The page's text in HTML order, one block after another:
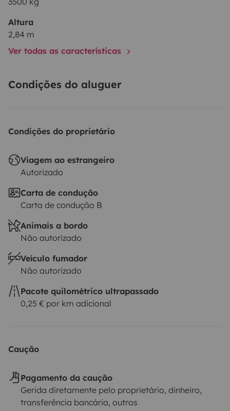
Altura
2,84 m
Ver todas as características
Condições do aluguer
Condições do proprietário
Viagem ao estrangeiro
Autorizado
Carta de condução
Carta de condução B
Animais a bordo
Não autorizado
Veículo fumador
Não autorizado
Pacote quilométrico ultrapassado
0,25 € por km adicional
Caução
Pagamento da caução
Gerida diretamente pelo proprietário, dinheiro,
transferência bancária, outros